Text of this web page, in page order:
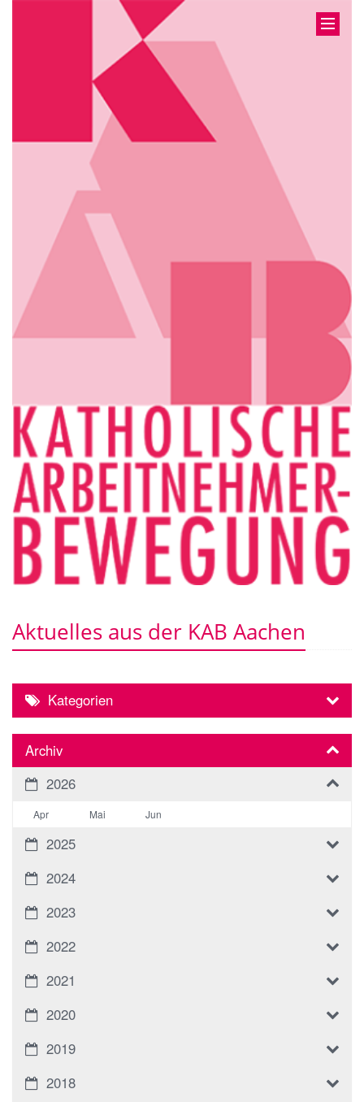
Aktuelles aus der KAB Aachen
Kategorien
Archiv
2026
Apr Mai Jun
2025
2024
2023
2022
2021
2020
2019
2018